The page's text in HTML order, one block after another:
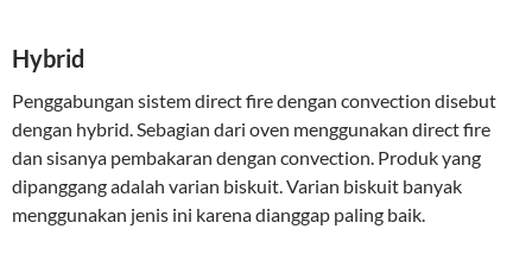
Hybrid
Penggabungan sistem direct fire dengan convection disebut
dengan hybrid. Sebagian dari oven menggunakan direct fire
dan sisanya pembakaran dengan convection. Produk yang
dipanggang adalah varian biskuit. Varian biskuit banyak
menggunakan jenis ini karena dianggap paling baik.